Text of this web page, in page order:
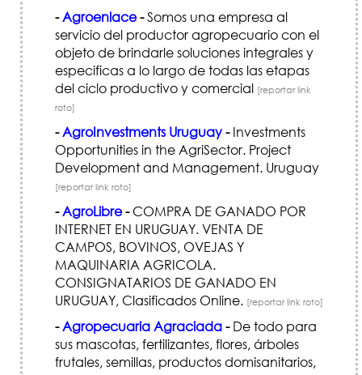
-Agroenlace-Somos una empresa al
servicio del productor agropecuario con el
objeto de brindarle soluciones integrales y
especificas a lo largo de todas las etapas
del ciclo productivo y comercial [reportar link
roto]
-AgroInvestments Uruguay-Investments
Opportunities in the AgriSector. Project
Development and Management. Uruguay
[reportar link roto]
-AgroLibre-COMPRA DE GANADO POR
INTERNET EN URUGUAY. VENTA DE
CAMPOS, BOVINOS, OVEJAS Y
MAQUINARIA AGRI­COLA.
CONSIGNATARIOS DE GANADO EN
URUGUAY, Clasificados Online. [reportar link roto]
-Agropecuaria Agraciada-De todo para
sus mascotas, fertilizantes, flores, árboles
frutales, semillas, productos domisanitarios,